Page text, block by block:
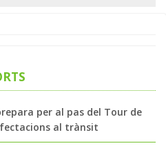
per al pas del Tour de
al trànsit